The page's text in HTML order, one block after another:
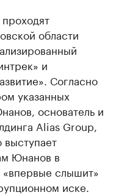
области
и
Согласно
указанных
основатель и
Alias Group,
Юнанов в
«впервые слышит»
иске.